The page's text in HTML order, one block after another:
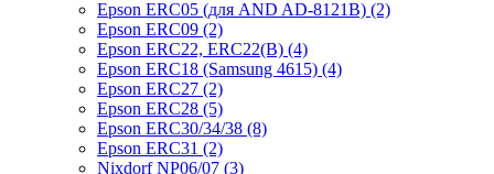
Epson ERC05 (для AND AD-8121B) (2)
Epson ERC09 (2)
Epson ERC22, ERC22(B) (4)
Epson ERC18 (Samsung 4615) (4)
Epson ERC27 (2)
Epson ERC28 (5)
Epson ERC30/34/38 (8)
Epson ERC31 (2)
Nixdorf NP06/07 (3)